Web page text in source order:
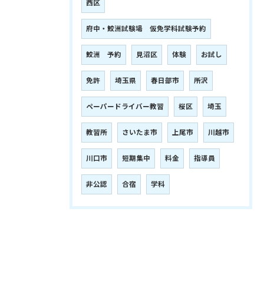
西区
府中・鮫洲試験場 仮免学科試験予約
鮫洲 予約 見沼区 体験 お試し
免許 埼玉県 春日部市 所沢
ペーパードライバー教習 桜区 埼玉
教習所 さいたま市 上尾市 川越市
川口市 短期集中 料金 指導員
非公認 合宿 学科